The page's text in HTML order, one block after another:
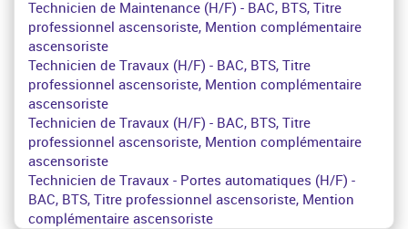
Technicien de Maintenance (H/F) - BAC, BTS, Titre
professionnel ascensoriste, Mention complémentaire
ascensoriste
Technicien de Travaux (H/F) - BAC, BTS, Titre
professionnel ascensoriste, Mention complémentaire
ascensoriste
Technicien de Travaux (H/F) - BAC, BTS, Titre
professionnel ascensoriste, Mention complémentaire
ascensoriste
Technicien de Travaux - Portes automatiques (H/F) -
BAC, BTS, Titre professionnel ascensoriste, Mention
complémentaire ascensoriste